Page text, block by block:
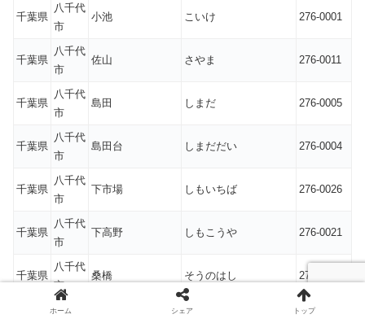
千葉県
八千代
市
小池 こいけ 276-0001
千葉県
八千代
市
佐山 さやま 276-0011
千葉県
八千代
市
島田 しまだ 276-0005
千葉県
八千代
市
島田台 しまだだい 276-0004
千葉県
八千代
市
下市場 しもいちば 276-0026
千葉県
八千代
市
下高野 しもこうや 276-0021
千葉県
八千代
市
桑橋 そうのはし 276-0007
八千代
ホーム シェア トップ